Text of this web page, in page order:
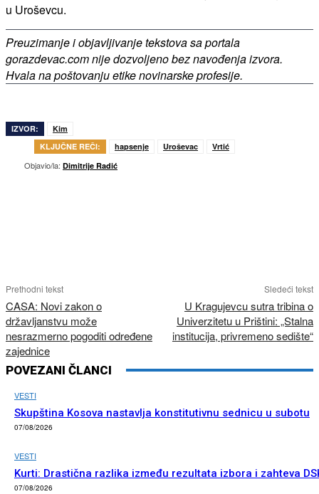
u Uroševcu.
Preuzimanje i objavljivanje tekstova sa portala
gorazdevac.com nije dozvoljeno bez navođenja izvora.
Hvala na poštovanju etike novinarske profesije.
IZVOR:
Kim
KLJUČNE REČI:
hapsenje Uroševac Vrtić
Objavio/la: Dimitrije Radić
Prethodni tekst
CASA: Novi zakon o
državljanstvu može
nesrazmerno pogoditi određene
zajednice
Sledeći tekst
U Kragujevcu sutra tribina o
Univerzitetu u Prištini: „Stalna
institucija, privremeno sedište“
POVEZANI ČLANCI
VESTI
Skupština Kosova nastavlja konstitutivnu sednicu u subotu
07/08/2026
VESTI
Kurti: Drastična razlika između rezultata izbora i zahteva
07/08/2026